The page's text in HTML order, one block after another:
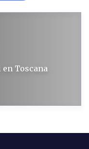
Toscana